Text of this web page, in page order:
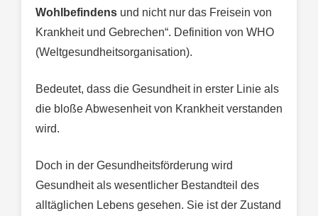
Wohlbefindens und nicht nur das Freisein von
Krankheit und Gebrechen“. Definition von WHO
(Weltgesundheitsorganisation).
Bedeutet, dass die Gesundheit in erster Linie als
die bloße Abwesenheit von Krankheit verstanden
wird.
Doch in der Gesundheitsförderung wird
Gesundheit als wesentlicher Bestandteil des
alltäglichen Lebens gesehen. Sie ist der Zustand